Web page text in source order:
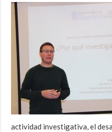
actividad investigativa, el